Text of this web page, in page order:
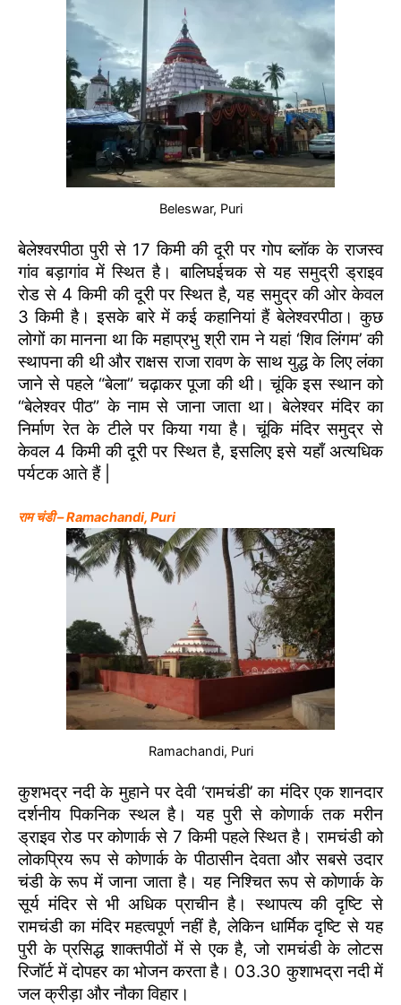
Beleswar, Puri
बेलेश्वरपीठा पुरी से 17 किमी की दूरी पर गोप ब्लॉक के राजस्व
गांव बड़ागांव में स्थित है। बालिघईचक से यह समुद्री ड्राइव
रोड से 4 किमी की दूरी पर स्थित है, यह समुद्र की ओर केवल
3 किमी है। इसके बारे में कई कहानियां हैं बेलेश्वरपीठा। कुछ
लोगों का मानना था कि महाप्रभु श्री राम ने यहां ‘शिव लिंगम’ की
स्थापना की थी और राक्षस राजा रावण के साथ युद्ध के लिए लंका
जाने से पहले “बेला” चढ़ाकर पूजा की थी। चूंकि इस स्थान को
“बेलेश्वर पीठ” के नाम से जाना जाता था। बेलेश्वर मंदिर का
निर्माण रेत के टीले पर किया गया है। चूंकि मंदिर समुद्र से
केवल 4 किमी की दूरी पर स्थित है, इसलिए इसे यहाँ अत्यधिक
पर्यटक आते हैं |
राम चंडी – Ramachandi, Puri
Ramachandi, Puri
कुशभद्र नदी के मुहाने पर देवी ‘रामचंडी’ का मंदिर एक शानदार
दर्शनीय पिकनिक स्थल है। यह पुरी से कोणार्क तक मरीन
ड्राइव रोड पर कोणार्क से 7 किमी पहले स्थित है। रामचंडी को
लोकप्रिय रूप से कोणार्क के पीठासीन देवता और सबसे उदार
चंडी के रूप में जाना जाता है। यह निश्चित रूप से कोणार्क के
सूर्य मंदिर से भी अधिक प्राचीन है। स्थापत्य की दृष्टि से
रामचंडी का मंदिर महत्वपूर्ण नहीं है, लेकिन धार्मिक दृष्टि से यह
पुरी के प्रसिद्ध शाक्तपीठों में से एक है, जो रामचंडी के लोटस
रिजॉर्ट में दोपहर का भोजन करता है। 03.30 कुशाभद्रा नदी में
जल क्रीड़ा और नौका विहार।